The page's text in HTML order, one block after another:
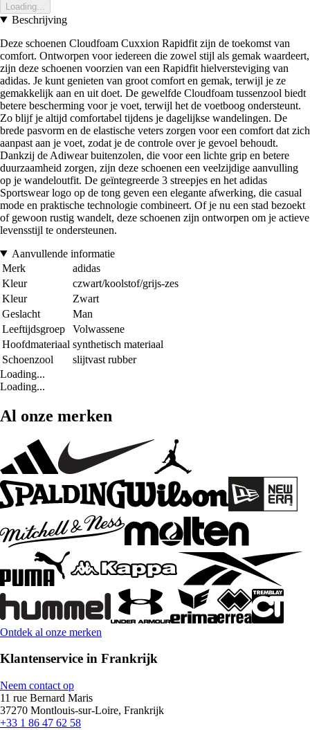
Loading...
Beschrijving
Deze schoenen Cloudfoam Cuxxion Rapidfit zijn de toekomst van
comfort. Ontworpen voor iedereen die zowel stijl als gemak waardeert,
zijn deze schoenen voorzien van een Rapidfit hielversteviging van
adidas. Je kunt genieten van groot comfort en gemak, terwijl je ze
gemakkelijk aan en uit doet. De gewelfde Cloudfoam tussenzool biedt
betere bescherming voor je voet, terwijl het de voetboog ondersteunt.
Zo blijf je altijd comfortabel tijdens je dagelijkse wandelingen. De
brede pasvorm en de elastische veters zorgen voor een comfort dat zich
aanpast aan je voet, zodat je de controle over je gevoel behoudt.
Dankzij de Adiwear buitenzolen, die voor een lichte grip en betere
duurzaamheid zorgen, zijn deze schoenen een veelzijdige aanvulling
op je wandeloutfit. De geïntegreerde 3 streepjes en het adidas
Sportswear logo op de tong geven een elegante afwerking, die casual
mode en praktische technologie combineert. Of je nu een stad bezoekt
of gewoon rustig wandelt, deze schoenen zijn ontworpen om je actieve
levensstijl te ondersteunen.
Aanvullende informatie
Merk
adidas
Kleur
czwart/koolstof/grijs-zes
Kleur
Zwart
Geslacht
Man
Leeftijdsgroep
Volwassene
Hoofdmateriaal synthetisch materiaal
Schoenzool
slijtvast rubber
Loading...
Loading...
Al onze merken
Ontdek al onze merken
Klantenservice in Frankrijk
Neem contact op
11 rue Bernard Maris
37270 Montlouis-sur-Loire, Frankrijk
+33 1 86 47 62 58